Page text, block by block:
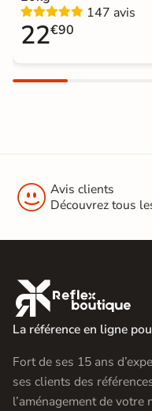
Choix
147 avis
22€90
 Avis clients
Découvrez tous

La référence en ligne
Fort de ses 15 ans
ses clients des
l’aménagement de votre